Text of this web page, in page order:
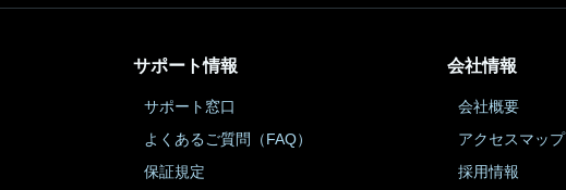
サポート情報
サポート窓口
よくあるご質問（FAQ）
保証規定
会社情報
会社概要
アクセスマップ
採用情報